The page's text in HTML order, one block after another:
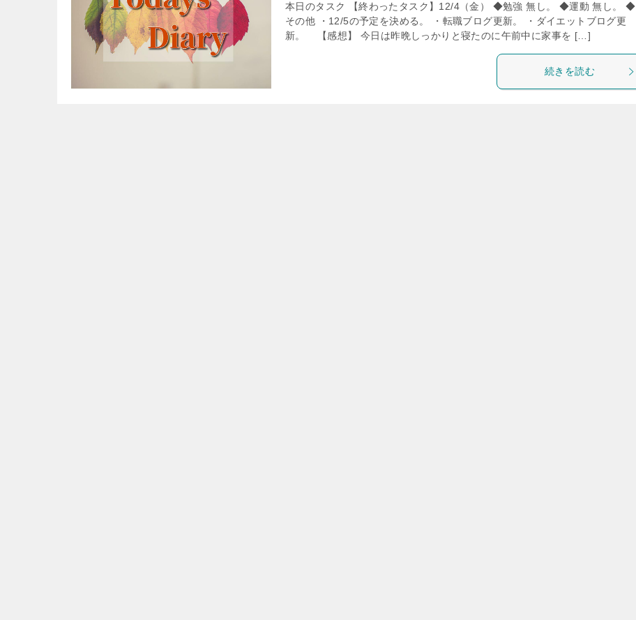
本日のタスク 【終わったタスク】12/4（金） ◆勉強 無し。 ◆運動 無し。 ◆
その他 ・12/5の予定を決める。 ・転職ブログ更新。 ・ダイエットブログ更
新。 【感想】 今日は昨晩しっかりと寝たのに午前中に家事を […]
続きを読む